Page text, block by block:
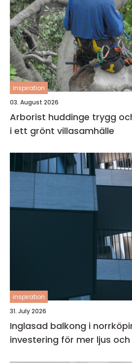
inspiration
03. August 2026
Arborist huddinge trygg och hållbar trädvård
i ett grönt villasamhälle
inspiration
31. July 2026
Inglasad balkong i norrköping
investering för mer ljus